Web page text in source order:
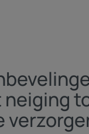
neiging